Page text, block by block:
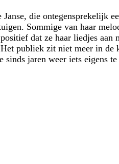
die ontegensprekelijk
Sommige van haar
dat ze haar liedjes aan
publiek zit niet meer in
jaren weer iets eigens